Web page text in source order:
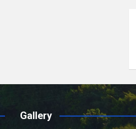
Gallery